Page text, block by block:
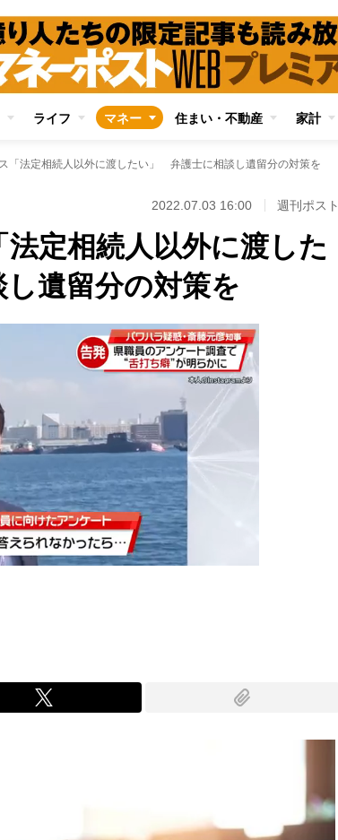
ライフ マネー 住まい・不動産 家計
「法定相続人以外に渡したい」 弁護士に相談し遺留分の対策を
2022.07.03 16:00 週刊ポスト
定相続人以外に渡した
遺留分の対策を
次の動画まで 3
キャンセル